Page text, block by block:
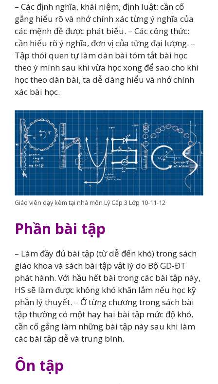
– Các định nghĩa, khái niệm, định luật: cần cố
gắng hiểu rõ và nhớ chính xác từng ý nghĩa của
các mệnh đề được phát biểu. – Các công thức:
cần hiểu rõ ý nghĩa, đơn vị của từng đại lượng. –
Tập thói quen tự làm dàn bài tóm tắt bài học
theo ý mình sau khi vừa học xong để sao cho khi
học theo dàn bài, ta dễ dàng hiểu và nhớ chính
xác bài học.
Giáo viên dạy kèm tại nhà môn Lý Cấp 3 Lớp 10-11-12
Phần bài tập
– Làm đầy đủ bài tập (từ dễ đến khó) trong sách
giáo khoa và sách bài tập vật lý do Bộ GD-ĐT
phát hành. Với hầu hết bài trong các bài tập này,
HS sẽ làm được không khó khăn lắm nếu học kỹ
phần lý thuyết. – Ở từng chương trong sách bài
tập thường có một hay hai bài tập mức độ khó,
cần cố gắng làm những bài tập này sau khi làm
các bài tập dễ và trung bình.
Ôn tập